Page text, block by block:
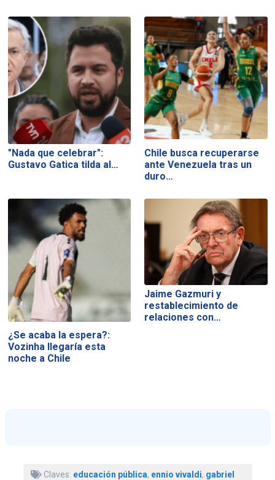
"Nada que celebrar":
Gustavo Gatica tilda al…
Chile busca recuperarse
ante Venezuela tras un
duro…
¿Se acaba la espera?:
Vozinha llegaría esta
noche a Chile
Jaime Gazmuri y
restablecimiento de
relaciones con…
Claves: educación pública, ennio vivaldi, gabriel